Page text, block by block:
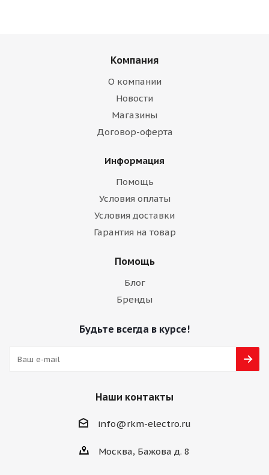
Компания
О компании
Новости
Магазины
Договор-оферта
Информация
Помощь
Условия оплаты
Условия доставки
Гарантия на товар
Помощь
Блог
Бренды
Будьте всегда в курсе!
Наши контакты
info@rkm-electro.ru
Москва, Бажова д. 8